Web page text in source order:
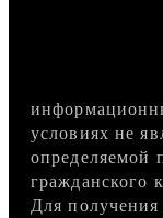
условиях не
определяемой
гражданского
Для